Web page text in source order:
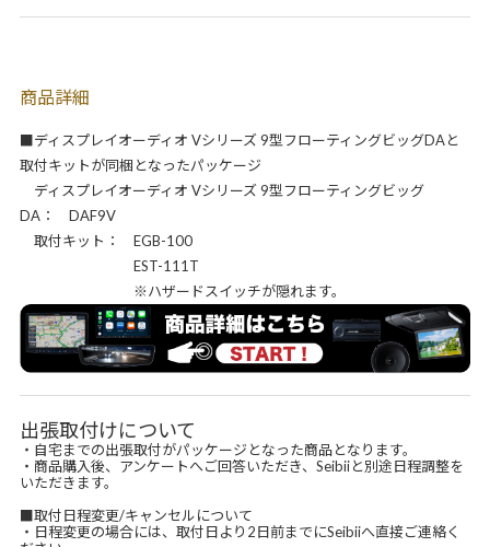
商品詳細
■ディスプレイオーディオ Vシリーズ 9型フローティングビッグDAと
取付キットが同梱となったパッケージ
ディスプレイオーディオ Vシリーズ 9型フローティングビッグ
DA： DAF9V
取付キット： EGB-100
EST-111T
※ハザードスイッチが隠れます。
出張取付けについて
・自宅までの出張取付がパッケージとなった商品となります。
・商品購入後、アンケートへご回答いただき、Seibiiと別途日程調整を
いただきます。
■取付日程変更/キャンセルについて
・日程変更の場合には、取付日より2日前までにSeibiiへ直接ご連絡く